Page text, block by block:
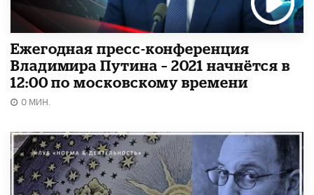
Ежегодная пресс-конференция
Владимира Путина – 2021 начнётся в
12:00 по московскому времени
0 МИН.